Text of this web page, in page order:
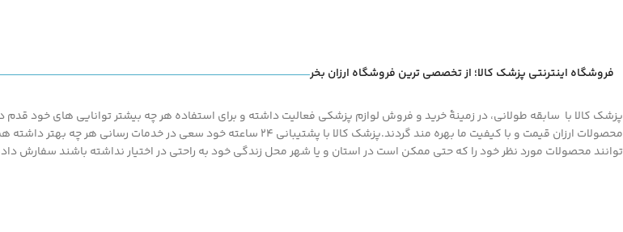
شرکت کایانگ دارای
(کفی دار) مدل 961 دارای بدنه
آلومینیوم تقویت شده می باشد.
یدک، دارا می باشد، از ویژگی های
محل اتصال تاشو، دستگیره PVC
و سری های ساده، عملکرد راحت،
تحمل وزن تا 115 کیلو و.... نام برد.
شرکت کایانگ دارای
طلایی مدل 919 دارای بدنه
آلومینیوم سبک می باشد.
فروشگاه اینترنتی پزشک کالا؛ از تخصصی ترین فروشگاه ارزان بخر
پزشک کالا با سابقه طولانی، در زمینۀ خرید و فروش لوازم پزشکی فعالیت داشته و برای استفاده هر چه بیشتر توانایی های خود قدم
محصولات ارزان قیمت و با کیفیت ما بهره مند گردند.پزشک کالا با پشتیبانی 24
توانند محصولات مورد نظر خود را که حتی ممکن است در استان و یا شهر محل زندگی خود به راحتی در اختیار نداشته باشند سفارش داده